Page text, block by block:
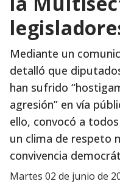
Mediante un
detalló que
han sufrido
agresión” en vía
ello, convocó a
un clima de respeto
convivencia
martes 02 de junio de